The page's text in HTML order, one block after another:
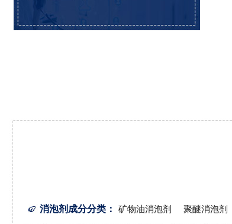
消泡剂成分分类 ： 矿物油消泡剂 聚醚消泡剂